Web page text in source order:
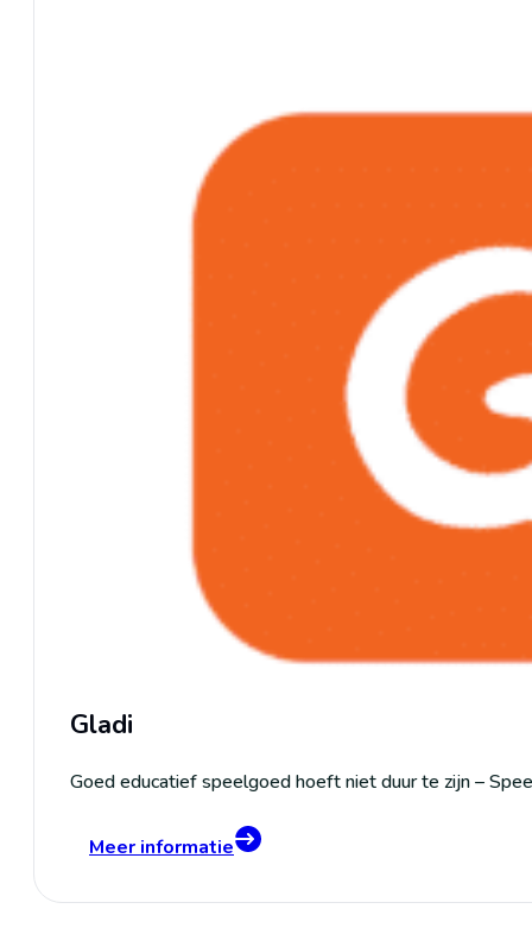
Gladi
Goed educatief speelgoed hoeft niet duur te zijn –
Meer informatie